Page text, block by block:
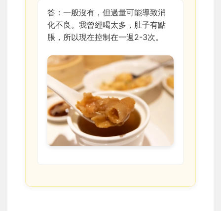
答：一般沒有，但過量可能導致消
化不良。我曾經喝太多，肚子有點
脹，所以現在控制在一週2-3次。